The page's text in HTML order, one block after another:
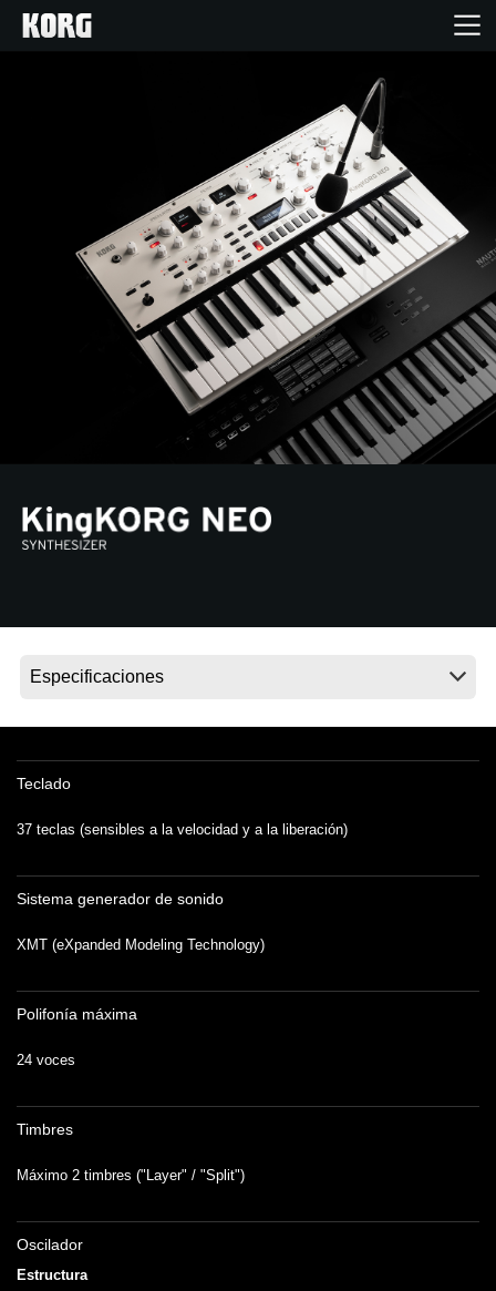
Características
Eventos
Localizador de Tiendas
Noticias
Ubicación
Acerca de KORG
Teclado
37 teclas (sensibles a la velocidad y a la liberación)
Sistema generador de sonido
XMT (eXpanded Modeling Technology)
Polifonía máxima
24 voces
Timbres
Máximo 2 timbres ("Layer" / "Split")
Oscilador
Estructura